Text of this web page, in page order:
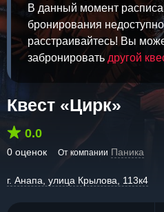
В данный момент
бронирования
расстраивайтесь! Вы
забронировать другой
Квест «Цирк»
0.0
0 оценок От компании Паника
г. Анапа, улица Крылова, 113к4